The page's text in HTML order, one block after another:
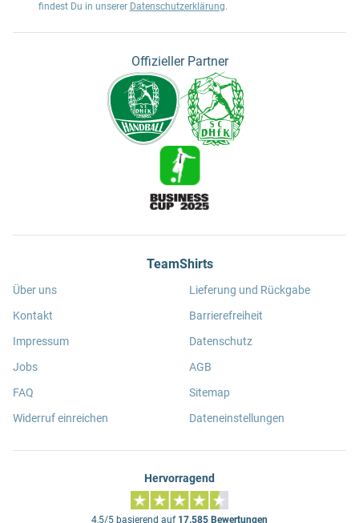
findest Du in unserer Datenschutzerklärung.
Offizieller Partner
TeamShirts
Über uns
Kontakt
Impressum
Jobs
FAQ
Widerruf einreichen
Lieferung und Rückgabe
Barrierefreiheit
Datenschutz
AGB
Sitemap
Dateneinstellungen
Hervorragend
4,5/5 basierend auf 17.585 Bewertungen